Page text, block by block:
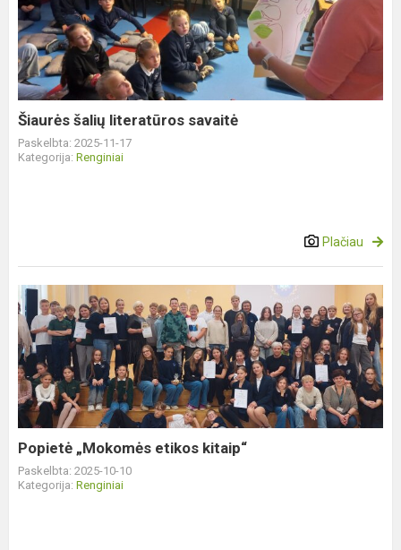
literatūros
savaitė
Šiaurės šalių literatūros savaitė
Paskelbta: 2025-11-17
Kategorija: Renginiai
Plačiau
Popietė
„Mokomės
etikos
kitaip“
Popietė „Mokomės etikos kitaip“
Paskelbta: 2025-10-10
Kategorija: Renginiai